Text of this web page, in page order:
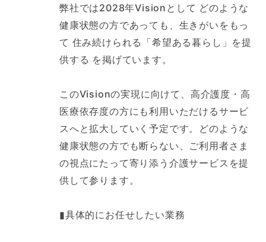
弊社では2028年Visionとして どのような
健康状態の方であっても、生きがいをもっ
て 住み続けられる「希望ある暮らし」を提
供する を掲げています。
このVisionの実現に向けて、高介護度・高
医療依存度の方にも利用いただけるサービ
スへと拡大していく予定です。どのような
健康状態の方でも断らない、ご利用者さま
の視点にたって寄り添う介護サービスを提
供して参ります。
▮具体的にお任せしたい業務